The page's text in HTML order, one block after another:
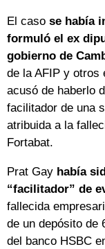
El caso se había
formuló el ex
gobierno de
de la AFIP y otros
acusó de haberlo
facilitador de una
atribuida a la
Fortabat.
Prat Gay había
“facilitador” de
fallecida
de un depósito de
del banco HSBC